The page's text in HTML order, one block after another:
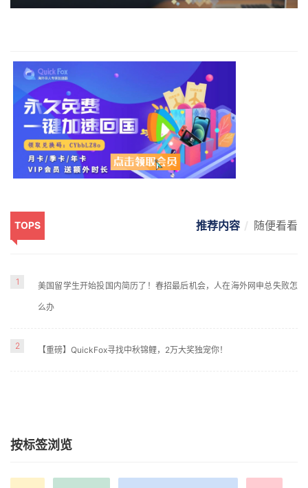
TOPS 推荐内容 随便看看
1 美国留学生开始投国内简历了！春招最后机会，人在海外网申总失败怎
么办
2 【重磅】QuickFox寻找中秋锦鲤，2万大奖独宠你！
按标签浏览